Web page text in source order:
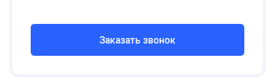
Заказать звонок